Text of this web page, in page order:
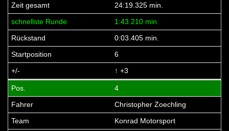
24:19.325 min.
1:43.210 min.
0:03.405 min.
6
↑ +3
4
Christopher Zoechling
Konrad Motorsport